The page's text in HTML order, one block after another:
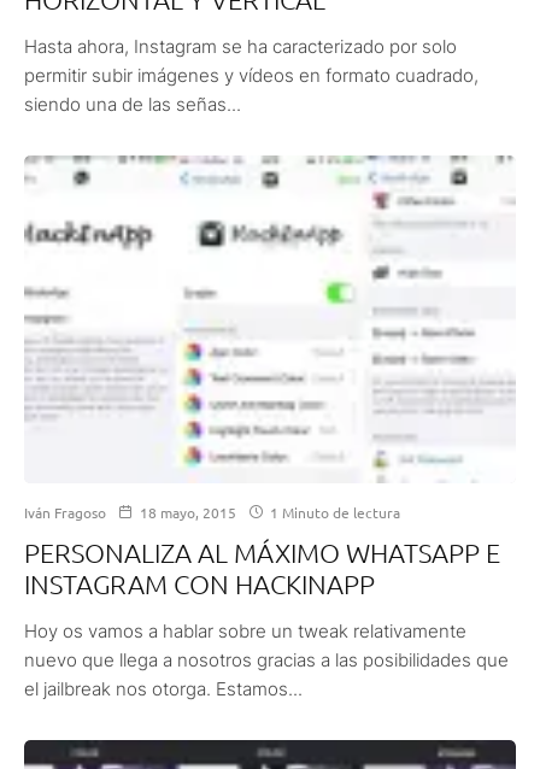
Hasta ahora, Instagram se ha caracterizado por solo
permitir subir imágenes y vídeos en formato cuadrado,
siendo una de las señas...
Iván Fragoso 18 mayo, 2015 1 Minuto de lectura
PERSONALIZA AL MÁXIMO WHATSAPP E
INSTAGRAM CON HACKINAPP
Hoy os vamos a hablar sobre un tweak relativamente
nuevo que llega a nosotros gracias a las posibilidades que
el jailbreak nos otorga. Estamos...